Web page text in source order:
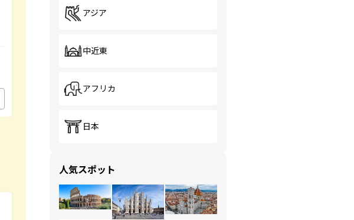
アジア
中近東
アフリカ
日本
人気スポット